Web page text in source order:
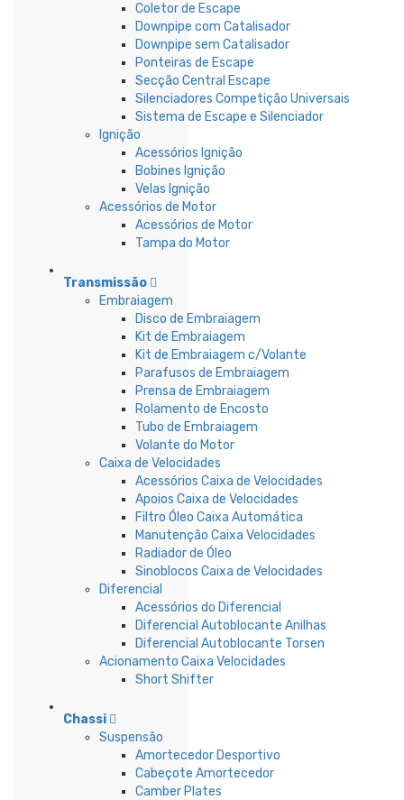
Coletor de Escape
Downpipe com Catalisador
Downpipe sem Catalisador
Ponteiras de Escape
Secção Central Escape
Silenciadores Competição Universais
Sistema de Escape e Silenciador
Ignição
Acessórios Ignição
Bobines Ignição
Velas Ignição
Acessórios de Motor
Acessórios de Motor
Tampa do Motor
Transmissão
Embraiagem
Disco de Embraiagem
Kit de Embraiagem
Kit de Embraiagem c/Volante
Parafusos de Embraiagem
Prensa de Embraiagem
Rolamento de Encosto
Tubo de Embraiagem
Volante do Motor
Caixa de Velocidades
Acessórios Caixa de Velocidades
Apoios Caixa de Velocidades
Filtro Óleo Caixa Automática
Manutenção Caixa Velocidades
Radiador de Óleo
Sinoblocos Caixa de Velocidades
Diferencial
Acessórios do Diferencial
Diferencial Autoblocante Anilhas
Diferencial Autoblocante Torsen
Acionamento Caixa Velocidades
Short Shifter
Chassi
Suspensão
Amortecedor Desportivo
Cabeçote Amortecedor
Camber Plates